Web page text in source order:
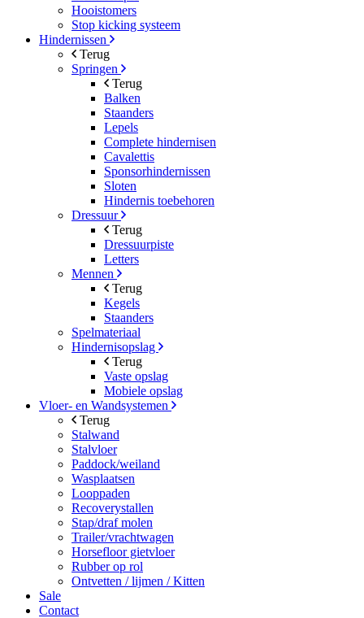
Hooistomers
Stop kicking systeem
Hindernissen
Terug
Springen
Terug
Balken
Staanders
Lepels
Complete hindernisen
Cavalettis
Sponsorhindernissen
Sloten
Hindernis toebehoren
Dressuur
Terug
Dressuurpiste
Letters
Mennen
Terug
Kegels
Staanders
Spelmateriaal
Hindernisopslag
Terug
Vaste opslag
Mobiele opslag
Vloer- en Wandsystemen
Terug
Stalwand
Stalvloer
Paddock/weiland
Wasplaatsen
Looppaden
Recoverystallen
Stap/draf molen
Trailer/vrachtwagen
Horsefloor gietvloer
Rubber op rol
Ontvetten / lijmen / Kitten
Sale
Contact